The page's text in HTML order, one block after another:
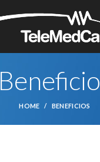
HOME BENEFICIOS